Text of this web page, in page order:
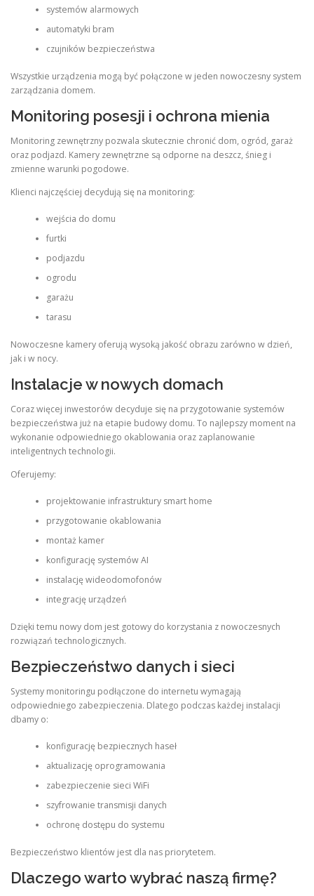
systemów alarmowych
automatyki bram
czujników bezpieczeństwa
Wszystkie urządzenia mogą być połączone w jeden nowoczesny system
zarządzania domem.
Monitoring posesji i ochrona mienia
Monitoring zewnętrzny pozwala skutecznie chronić dom, ogród, garaż
oraz podjazd. Kamery zewnętrzne są odporne na deszcz, śnieg i
zmienne warunki pogodowe.
Klienci najczęściej decydują się na monitoring:
wejścia do domu
furtki
podjazdu
ogrodu
garażu
tarasu
Nowoczesne kamery oferują wysoką jakość obrazu zarówno w dzień,
jak i w nocy.
Instalacje w nowych domach
Coraz więcej inwestorów decyduje się na przygotowanie systemów
bezpieczeństwa już na etapie budowy domu. To najlepszy moment na
wykonanie odpowiedniego okablowania oraz zaplanowanie
inteligentnych technologii.
Oferujemy:
projektowanie infrastruktury smart home
przygotowanie okablowania
montaż kamer
konfigurację systemów AI
instalację wideodomofonów
integrację urządzeń
Dzięki temu nowy dom jest gotowy do korzystania z nowoczesnych
rozwiązań technologicznych.
Bezpieczeństwo danych i sieci
Systemy monitoringu podłączone do internetu wymagają
odpowiedniego zabezpieczenia. Dlatego podczas każdej instalacji
dbamy o:
konfigurację bezpiecznych haseł
aktualizację oprogramowania
zabezpieczenie sieci WiFi
szyfrowanie transmisji danych
ochronę dostępu do systemu
Bezpieczeństwo klientów jest dla nas priorytetem.
Dlaczego warto wybrać naszą firmę?